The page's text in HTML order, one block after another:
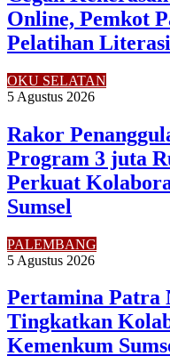
Online, Pemkot
Pelatihan
OKU SELATAN
5 Agustus 2026
Rakor
Program 3 juta
Perkuat
Sumsel
PALEMBANG
5 Agustus 2026
Pertamina Patra
Tingkatkan
Kemenkum